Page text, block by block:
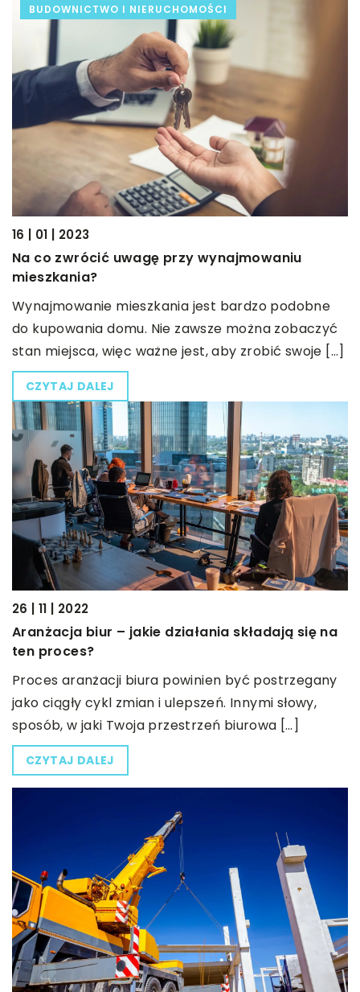
BUDOWNICTWO I NIERUCHOMOŚCI
16 | 01 | 2023
Na co zwrócić uwagę przy wynajmowaniu
mieszkania?
Wynajmowanie mieszkania jest bardzo podobne
do kupowania domu. Nie zawsze można zobaczyć
stan miejsca, więc ważne jest, aby zrobić swoje […]
CZYTAJ DALEJ
26 | 11 | 2022
Aranżacja biur – jakie działania składają się na
ten proces?
Proces aranżacji biura powinien być postrzegany
jako ciągły cykl zmian i ulepszeń. Innymi słowy,
sposób, w jaki Twoja przestrzeń biurowa […]
CZYTAJ DALEJ